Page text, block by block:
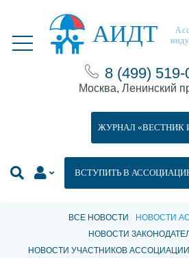
АИДТ
8 (499) 519-
Москва, Ленинский
ВСТУПИТЬ В
ЖУРНАЛ «ВЕСТНИК
ВСЕ НОВОСТИ
НОВОСТИ
НОВОСТИ
НОВОСТИ УЧАСТНИКОВ АССОЦИАЦИИ